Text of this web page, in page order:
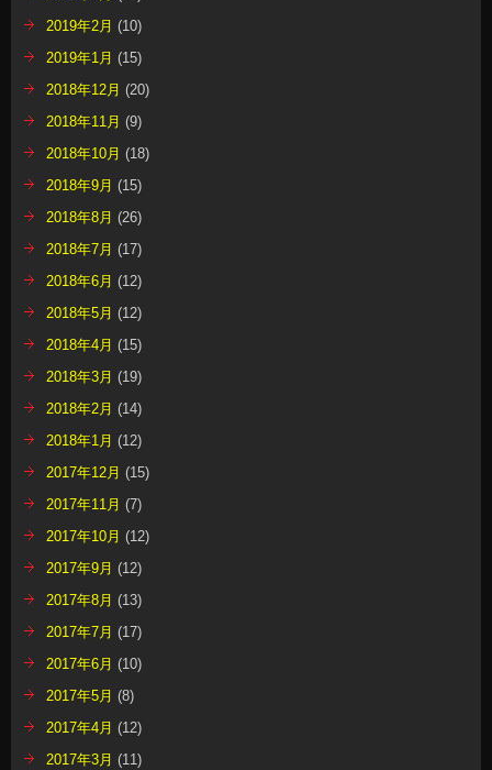
2019年2月 (10)
2019年1月 (15)
2018年12月 (20)
2018年11月 (9)
2018年10月 (18)
2018年9月 (15)
2018年8月 (26)
2018年7月 (17)
2018年6月 (12)
2018年5月 (12)
2018年4月 (15)
2018年3月 (19)
2018年2月 (14)
2018年1月 (12)
2017年12月 (15)
2017年11月 (7)
2017年10月 (12)
2017年9月 (12)
2017年8月 (13)
2017年7月 (17)
2017年6月 (10)
2017年5月 (8)
2017年4月 (12)
2017年3月 (11)